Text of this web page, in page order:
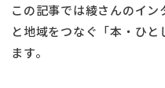
この記事では綾さんのイ
と地域をつなぐ「本・ひ
ます。